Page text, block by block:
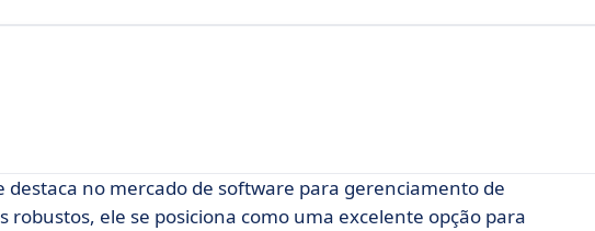
no mercado de software para gerenciamento de
ele se posiciona como uma excelente opção para